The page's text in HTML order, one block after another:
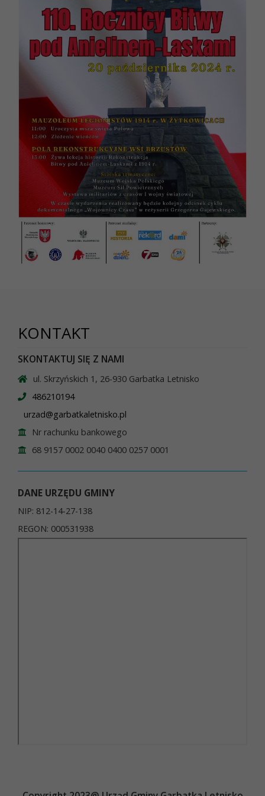
KONTAKT
SKONTAKTUJ SIĘ Z NAMI
ul. Skrzyńskich 1, 26-930 Garbatka Letnisko
486210194
urzad@garbatkaletnisko.pl
Nr rachunku bankowego
68 9157 0002 0040 0400 0257 0001
DANE URZĘDU GMINY
NIP: 812-14-27-138
REGON: 000531938